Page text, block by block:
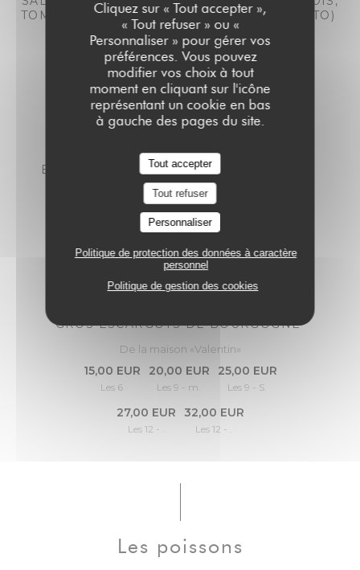
Cliquez sur « Tout accepter »,
« Tout refuser » ou «
Personnaliser » pour gérer vos
préférences. Vous pouvez
modifier vos choix à tout
moment en cliquant sur l'icône
représentant un cookie en bas
à gauche des pages du site.
Tout accepter
Tout refuser
Personnaliser
Politique de protection des données à caractère
personnel
Politique de gestion des cookies
TOMATES CERISES & PAIN GRILLÉ AU PESTO)
18,00 EUR
midi
20,00 EUR
Soir
BURATTA, TOMATES FRAÎCHES & PESTO
17,00 EUR
19,00 EUR
GROS ESCARGOTS DE BOURGOGNE
De la maison «Valentin»
15,00 EUR
Les 6
20,00 EUR
Les 9 - m.
25,00 EUR
Les 9 - S.
27,00 EUR
Les 12 - .
32,00 EUR
Les 12 - .
Les poissons